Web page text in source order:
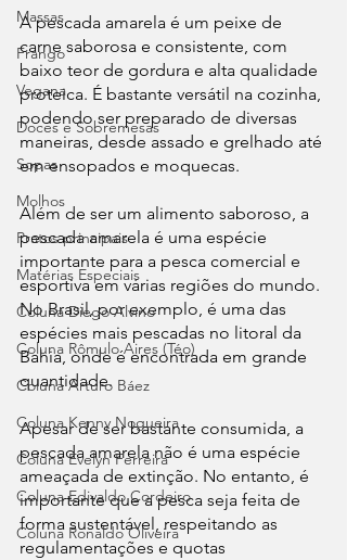
Massas
Frango
Vegana
Doces e Sobremesas
Sopas
Molhos
Pratos principais
Matérias Especiais
Coluna Diego Alvino
Coluna Rômulo Aires (Téo)
Coluna Arturo Báez
Coluna Kenny Nogueira
Coluna Evelyn Ferreira
Coluna Edivaldo Cordeiro
Coluna Ronaldo Oliveira
A pescada amarela é um peixe de
carne saborosa e consistente, com
baixo teor de gordura e alta qualidade
proteica. É bastante versátil na cozinha,
podendo ser preparado de diversas
maneiras, desde assado e grelhado até
em ensopados e moquecas.
Além de ser um alimento saboroso, a
pescada amarela é uma espécie
importante para a pesca comercial e
esportiva em várias regiões do mundo.
No Brasil, por exemplo, é uma das
espécies mais pescadas no litoral da
Bahia, onde é encontrada em grande
quantidade.
Apesar de ser bastante consumida, a
pescada amarela não é uma espécie
ameaçada de extinção. No entanto, é
importante que a pesca seja feita de
forma sustentável, respeitando as
regulamentações e quotas